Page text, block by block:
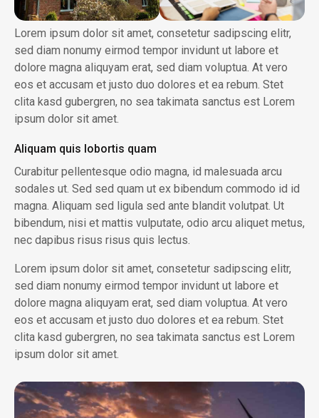
Lorem ipsum dolor sit amet, consetetur sadipscing elitr,
sed diam nonumy eirmod tempor invidunt ut labore et
dolore magna aliquyam erat, sed diam voluptua. At vero
eos et accusam et justo duo dolores et ea rebum. Stet
clita kasd gubergren, no sea takimata sanctus est Lorem
ipsum dolor sit amet.
Aliquam quis lobortis quam
Curabitur pellentesque odio magna, id malesuada arcu
sodales ut. Sed sed quam ut ex bibendum commodo id id
magna. Aliquam sed ligula sed ante blandit volutpat. Ut
bibendum, nisi et mattis vulputate, odio arcu aliquet metus,
nec dapibus risus risus quis lectus.
Lorem ipsum dolor sit amet, consetetur sadipscing elitr,
sed diam nonumy eirmod tempor invidunt ut labore et
dolore magna aliquyam erat, sed diam voluptua. At vero
eos et accusam et justo duo dolores et ea rebum. Stet
clita kasd gubergren, no sea takimata sanctus est Lorem
ipsum dolor sit amet.